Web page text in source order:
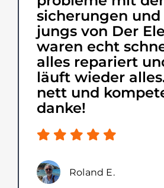
sicherungen und
jungs von Der
waren echt
alles repariert
läuft wieder
nett und
danke!
Roland E.